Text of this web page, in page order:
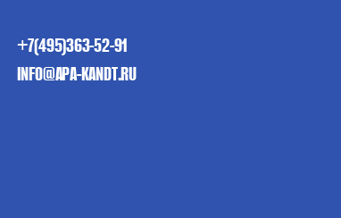
+7(495)363-52-91
INFO@APA-KANDT.RU